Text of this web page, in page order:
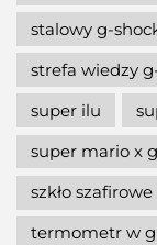
stalowy g-
strefa wiedzy
super ilu
super mario x
szkło szafirowe
termometr w